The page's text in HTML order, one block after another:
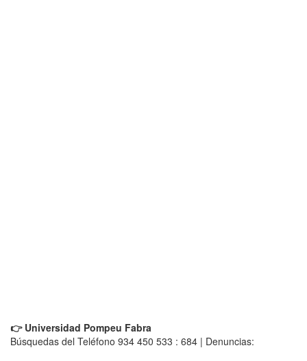
👉 Universidad Pompeu Fabra
Búsquedas del Teléfono 934 450 533 : 684 | Denuncias: